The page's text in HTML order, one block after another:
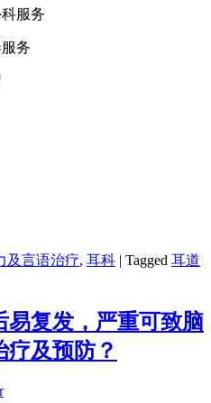
服务
务
及言语治疗, 耳科 | Tagged 耳道
易复发，严重可致脑
疗及预防？